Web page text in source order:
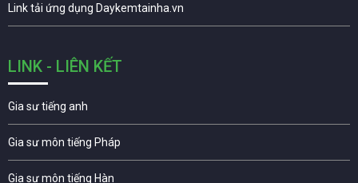
Link tải ứng dụng Daykemtainha.vn
LINK - LIÊN KẾT
Gia sư tiếng anh
Gia sư môn tiếng Pháp
Gia sư môn tiếng Hàn